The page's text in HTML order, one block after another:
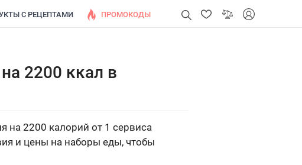
С РЕЦЕПТАМИ ПРОМОКОДЫ
2200 ккал в
на 2200 калорий от 1 сервиса
и цены на наборы еды, чтобы